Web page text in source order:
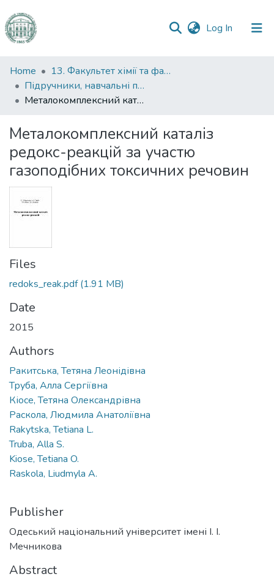
Log In (current)
Communities
&
Collections
Statistics
Home
13. Факультет хімії та фармації
Підручники, навчальні посібники та інші науково- та навчально-методичні праці ФХФ
Металокомплексний каталіз редокс-реакцій за участю газоподібних токсичних речовин
Металокомплексний каталіз
редокс-реакцій за участю
газоподібних токсичних речовин
Files
redoks_reak.pdf(1.91 MB)
Date
2015
Authors
Ракитська, Тетяна Леонідівна
Труба, Алла Сергіївна
Кіосе, Тетяна Олександрівна
Раскола, Людмила Анатоліївна
Rakytska, Tetiana L.
Truba, Alla S.
Kiose, Tetiana O.
Raskola, Liudmyla A.
Publisher
Одеський національний університет імені І. І.
Мечникова
Abstract